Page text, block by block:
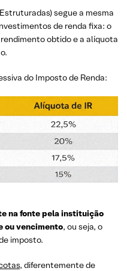
segue a mesma
de renda fixa: o
obtido e a alíquota
do Imposto de Renda:
na fonte pela instituição
ou vencimento, ou seja, o
imposto.
, diferentemente de